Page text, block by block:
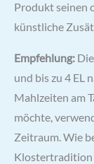
Produkt seinen
künstliche
Empfehlung:
und bis zu 4 EL
Mahlzeiten am
möchte,
Zeitraum. Wie
Klostertradition